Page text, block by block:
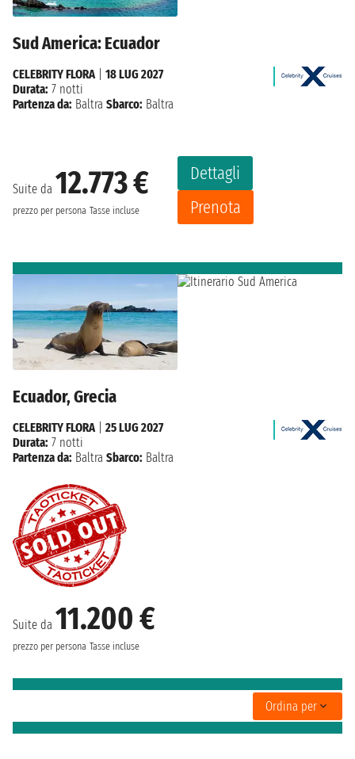
Sud America: Ecuador
Suite da 12.773 €
prezzo per persona Tasse incluse
Dettagli
Prenota
CELEBRITY FLORA| 18 LUG 2027
Durata: 7 notti
Partenza da: Baltra Sbarco: Baltra
Ecuador, Grecia
Suite da 11.200 €
prezzo per persona Tasse incluse
CELEBRITY FLORA| 25 LUG 2027
Durata: 7 notti
Partenza da: Baltra Sbarco: Baltra
Ordina per